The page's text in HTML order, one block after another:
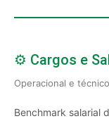
⚙️ Cargos e
Operacional e
Benchmark salarial